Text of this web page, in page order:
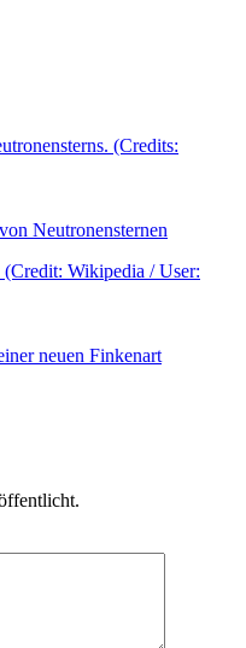
Neutronensternen
neuen Finkenart